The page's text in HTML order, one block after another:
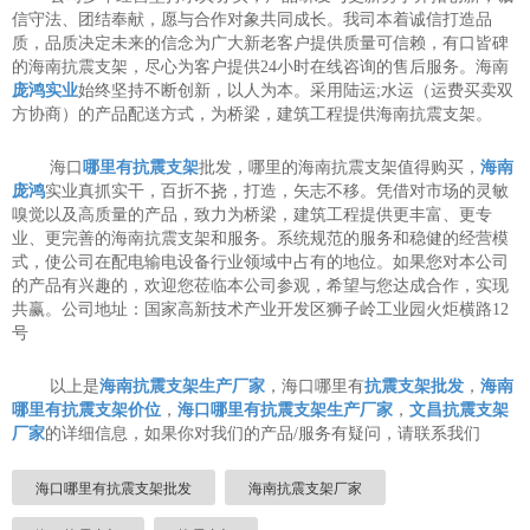
信守法、团结奉献，愿与合作对象共同成长。我司本着诚信打造品
质，品质决定未来的信念为广大新老客户提供质量可信赖，有口皆碑
的海南抗震支架，尽心为客户提供24小时在线咨询的售后服务。海南
庞鸿实业始终坚持不断创新，以人为本。采用陆运;水运（运费买卖双
方协商）的产品配送方式，为桥梁，建筑工程提供海南抗震支架。
海口 哪里有抗震支架批发，哪里的海南抗震支架值得购买， 海南
庞鸿实业真抓实干，百折不挠，打造，矢志不移。凭借对市场的灵敏
嗅觉以及高质量的产品，致力为桥梁，建筑工程提供更丰富、更专
业、更完善的海南抗震支架和服务。系统规范的服务和稳健的经营模
式，使公司在配电输电设备行业领域中占有的地位。如果您对本公司
的产品有兴趣的，欢迎您莅临本公司参观，希望与您达成合作，实现
共赢。公司地址：国家高新技术产业开发区狮子岭工业园火炬横路12
号
以上是海南抗震支架生产厂家 ，海口哪里有抗震支架批发 ， 海南
哪里有抗震支架价位 ， 海口哪里有抗震支架生产厂家 ， 文昌抗震支架
厂家的详细信息，如果你对我们的产品/服务有疑问，请联系我们
海口哪里有抗震支架批发 海南抗震支架厂家